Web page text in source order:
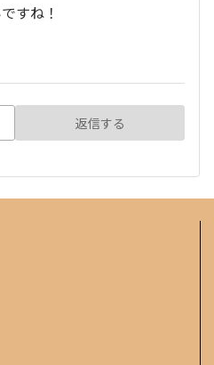
すね！
返信する